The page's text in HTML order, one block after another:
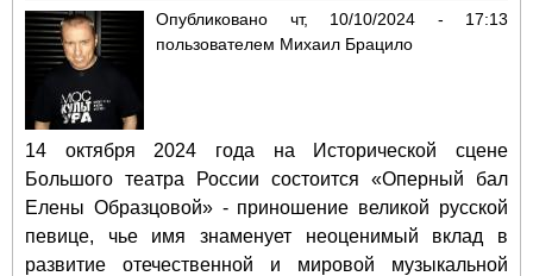
Опубликовано чт, 10/10/2024 - 17:13
пользователем Михаил Брацило
14 октября 2024 года на Исторической сцене
Большого театра России состоится «Оперный бал
Елены Образцовой» - приношение великой русской
певице, чье имя знаменует неоценимый вклад в
развитие отечественной и мировой музыкальной